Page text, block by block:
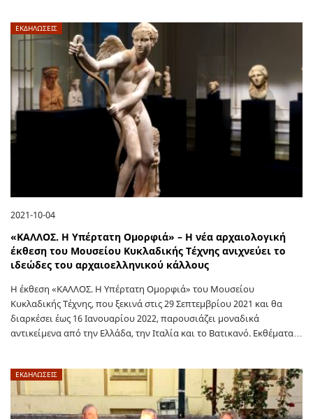
ΕΚΔΗΛΩΣΕΙΣ
2021-10-04
«ΚΑΛΛΟΣ. Η Υπέρτατη Ομορφιά» – Η νέα αρχαιολογική
έκθεση του Μουσείου Κυκλαδικής Τέχνης ανιχνεύει το
ιδεώδες του αρχαιοελληνικού κάλλους
Η έκθεση «ΚΑΛΛΟΣ. Η Υπέρτατη Ομορφιά» του Μουσείου
Κυκλαδικής Τέχνης, που ξεκινά στις 29 Σεπτεμβρίου 2021 και θα
διαρκέσει έως 16 Ιανουαρίου 2022, παρουσιάζει μοναδικά
αντικείμενα από την Ελλάδα, την Ιταλία και το Βατικανό. Εκθέματα…
ΕΚΔΗΛΩΣΕΙΣ